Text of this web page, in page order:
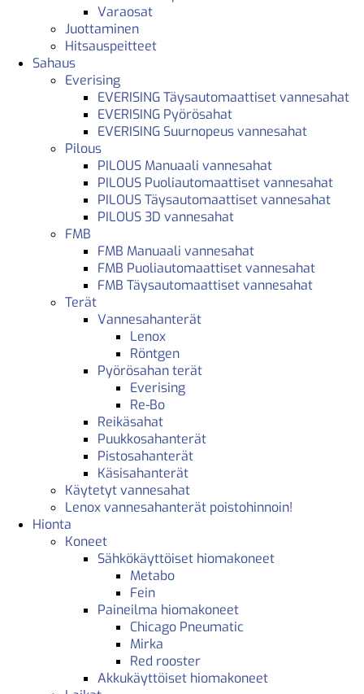
Varaosat
Juottaminen
Hitsauspeitteet
Sahaus
Everising
EVERISING Täysautomaattiset vannesahat
EVERISING Pyörösahat
EVERISING Suurnopeus vannesahat
Pilous
PILOUS Manuaali vannesahat
PILOUS Puoliautomaattiset vannesahat
PILOUS Täysautomaattiset vannesahat
PILOUS 3D vannesahat
FMB
FMB Manuaali vannesahat
FMB Puoliautomaattiset vannesahat
FMB Täysautomaattiset vannesahat
Terät
Vannesahanterät
Lenox
Röntgen
Pyörösahan terät
Everising
Re-Bo
Reikäsahat
Puukkosahanterät
Pistosahanterät
Käsisahanterät
Käytetyt vannesahat
Lenox vannesahanterät poistohinnoin!
Hionta
Koneet
Sähkökäyttöiset hiomakoneet
Metabo
Fein
Paineilma hiomakoneet
Chicago Pneumatic
Mirka
Red rooster
Akkukäyttöiset hiomakoneet